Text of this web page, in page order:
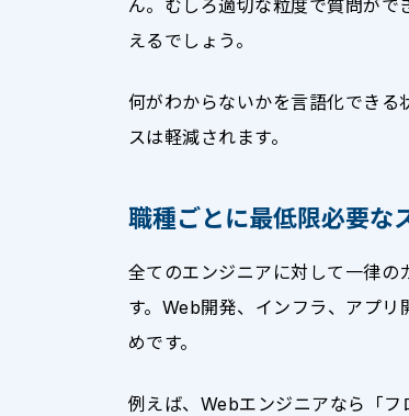
ん。むしろ適切な粒度で質問が
えるでしょう。
何がわからないかを言語化できる
スは軽減されます。
職種ごとに最低限必要な
全てのエンジニアに対して一律の
す。Web開発、インフラ、アプ
めです。
例えば、Webエンジニアなら「